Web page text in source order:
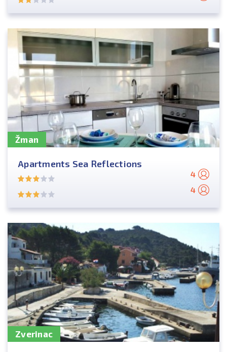
Žman
Apartments Sea Reflections
4
4
Zverinac